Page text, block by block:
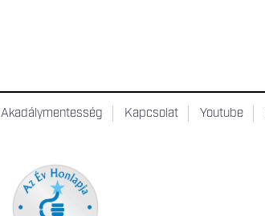
Akadálymentesség Kapcsolat Youtube